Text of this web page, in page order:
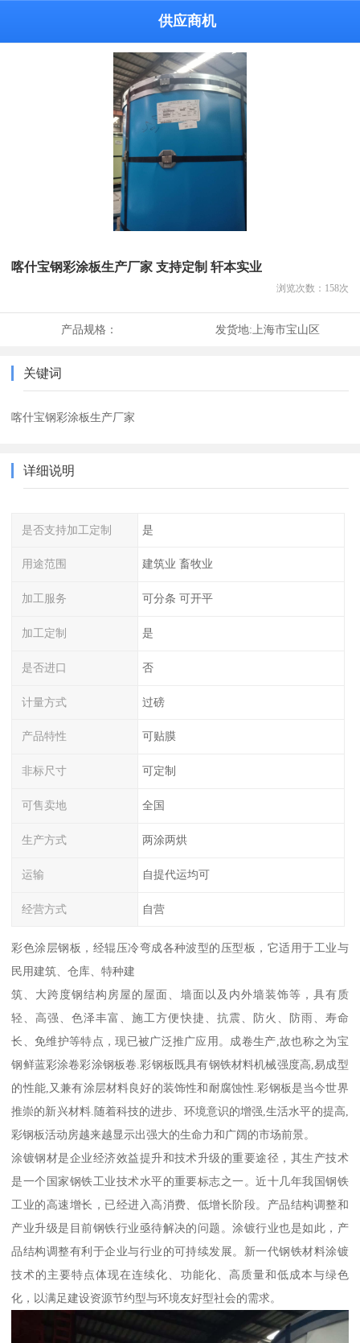
供应商机
喀什宝钢彩涂板生产厂家 支持定制 轩本实业
浏览次数： 158次
产品规格： 发货地:上海市宝山区
关键词
喀什宝钢彩涂板生产厂家
详细说明
是否支持加工定制 是
用途范围 建筑业 畜牧业
加工服务 可分条 可开平
加工定制 是
是否进口 否
计量方式 过磅
产品特性 可贴膜
非标尺寸 可定制
可售卖地 全国
生产方式 两涂两烘
运输 自提代运均可
经营方式 自营
彩色涂层钢板，经辊压冷弯成各种波型的压型板，它适用于工业与
民用建筑、仓库、特种建
筑、大跨度钢结构房屋的屋面、墙面以及内外墙装饰等，具有质
轻、高强、色泽丰富、施工方便快捷、抗震、防火、防雨、寿命
长、免维护等特点，现已被广泛推广应用。成卷生产,故也称之为宝
钢鲜蓝彩涂卷彩涂钢板卷.彩钢板既具有钢铁材料机械强度高,易成型
的性能,又兼有涂层材料良好的装饰性和耐腐蚀性.彩钢板是当今世界
推崇的新兴材料.随着科技的进步、环境意识的增强,生活水平的提高,
彩钢板活动房越来越显示出强大的生命力和广阔的市场前景。
涂镀钢材是企业经济效益提升和技术升级的重要途径，其生产技术
是一个国家钢铁工业技术水平的重要标志之一。近十几年我国钢铁
工业的高速增长，已经进入高消费、低增长阶段。产品结构调整和
产业升级是目前钢铁行业亟待解决的问题。涂镀行业也是如此，产
品结构调整有利于企业与行业的可持续发展。新一代钢铁材料涂镀
技术的主要特点体现在连续化、功能化、高质量和低成本与绿色
化，以满足建设资源节约型与环境友好型社会的需求。